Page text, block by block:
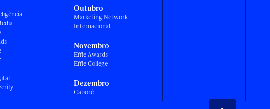
Outubro
Marketing Network
Internacional
Novembro
Effie Awards
Effie College
Dezembro
Caboré